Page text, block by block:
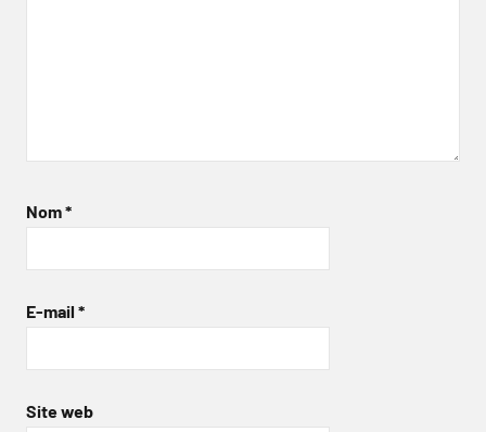
Nom*
E-mail *
Site web